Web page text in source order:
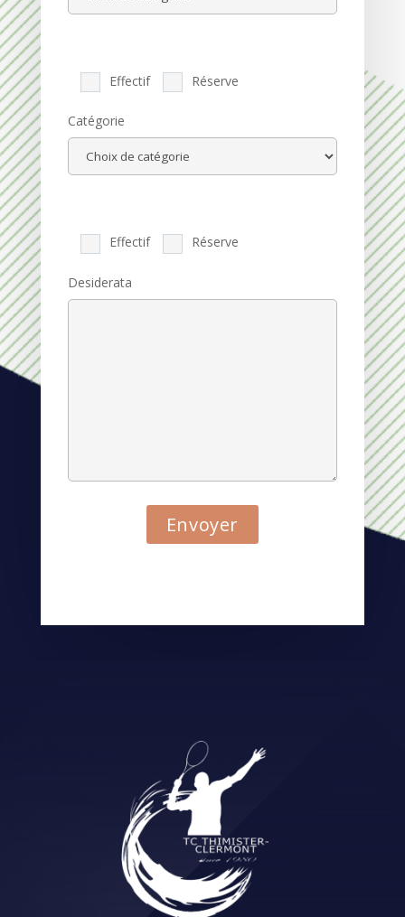
Effectif Réserve
Catégorie
Effectif Réserve
Desiderata